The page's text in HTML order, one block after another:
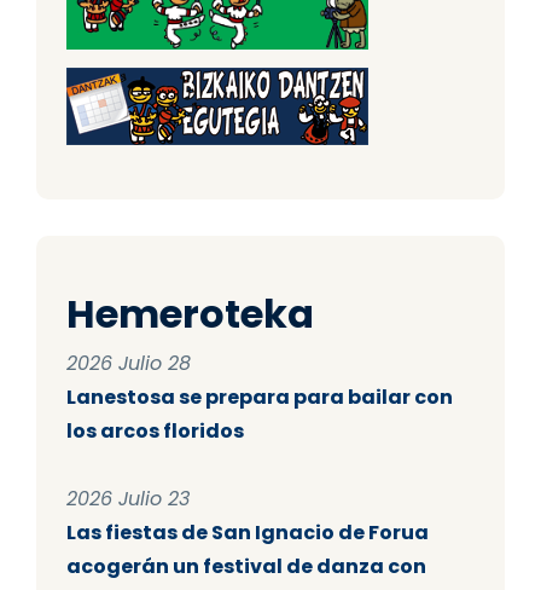
Hemeroteka
2026 Julio 28
Lanestosa se prepara para bailar con
los arcos floridos
2026 Julio 23
Las fiestas de San Ignacio de Forua
acogerán un festival de danza con